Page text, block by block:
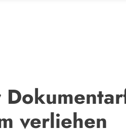
verliehen